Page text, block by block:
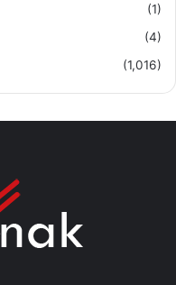
(1)
(4)
(1,016)